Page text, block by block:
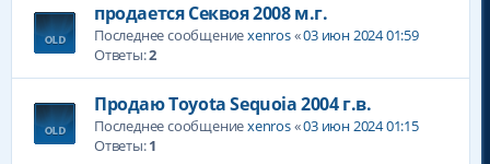
продается Секвоя 2008 м.г.
Последнее сообщениеxenros«03 июн 2024 01:59
Ответы:2
Продаю Toyota Sequoia 2004 г.в.
Последнее сообщениеxenros«03 июн 2024 01:15
Ответы:1